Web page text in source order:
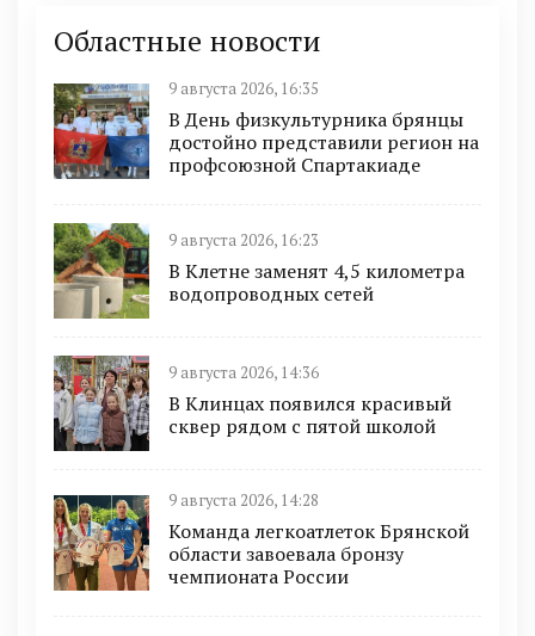
Областные новости
9 августа 2026, 16:35
В День физкультурника брянцы
достойно представили регион на
профсоюзной Спартакиаде
9 августа 2026, 16:23
В Клетне заменят 4,5 километра
водопроводных сетей
9 августа 2026, 14:36
В Клинцах появился красивый
сквер рядом с пятой школой
9 августа 2026, 14:28
Команда легкоатлеток Брянской
области завоевала бронзу
чемпионата России